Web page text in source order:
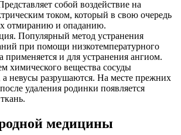
собой воздействие на
током, который в свою очередь
отмиранию и опаданию.
Популярный метод устранения
при помощи низкотемпературного
применяется и для устранения ангиом.
химического вещества сосуды
а невусы разрушаются. На месте прежних
удаления родинки появляется
медицины